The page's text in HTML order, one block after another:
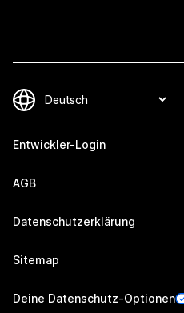
Entwickler-Login
AGB
Datenschutzerklärung
Sitemap
Deine Datenschutz-Optionen